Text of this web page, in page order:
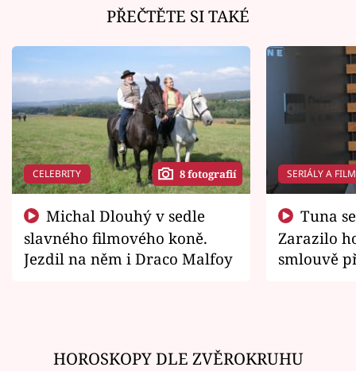
PŘEČTĚTE SI TAKÉ
CELEBRITY 8 fotografií
slavného filmového koně.
Jezdil na něm i Draco Malfoy
SERIÁLY A
Zarazilo
smlouvě
HOROSKOPY DLE ZVĚROKRUHU